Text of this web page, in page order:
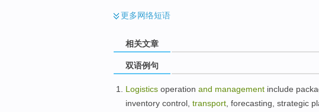
更多网络短语
相关文章
双语例句
Logistics operation and management include
inventory control transport forecasting strategic